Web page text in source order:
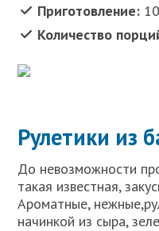
Приготовление:
Количество
Рулетики из
До невозможности
такая известная,
Ароматные,
начинкой из сыра,